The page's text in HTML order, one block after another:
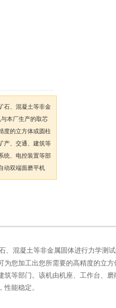
石、混凝土等非金
本厂生产的取芯
度的立方体或圆柱
产、交通、建筑等
统、电控装置等部
动双端面磨平机
、混凝土等非金属固体进行力学测
您加工出您所需要的高精度的立方
等部门。该机由机座、工作台、
能稳定。